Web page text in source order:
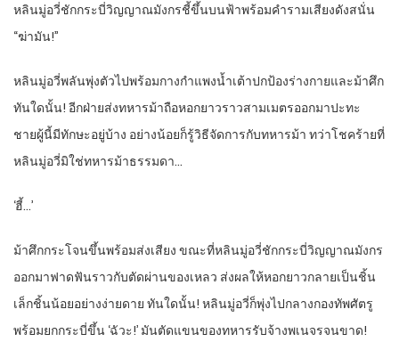
หลินมู่อวี่ชักกระบี่วิญญาณมังกรชี้ขึ้นบนฟ้าพร้อมคำรามเสียงดังสนั่น
“ฆ่ามัน!”
หลินมู่อวี่พลันพุ่งตัวไปพร้อมกางกำแพงน้ำเต้าปกป้องร่างกายและม้าศึก
ทันใดนั้น! อีกฝ่ายส่งทหารม้าถือหอกยาวราวสามเมตรออกมาปะทะ
ชายผู้นี้มีทักษะอยู่บ้าง อย่างน้อยก็รู้วิธีจัดการกับทหารม้า ทว่าโชคร้ายที่
หลินมู่อวี่มิใช่ทหารม้าธรรมดา…
‘ฮี้…’
ม้าศึกกระโจนขึ้นพร้อมส่งเสียง ขณะที่หลินมู่อวี่ชักกระบี่วิญญาณมังกร
ออกมาฟาดฟันราวกับตัดผ่านของเหลว ส่งผลให้หอกยาวกลายเป็นชิ้น
เล็กชิ้นน้อยอย่างง่ายดาย ทันใดนั้น! หลินมู่อวี่ก็พุ่งไปกลางกองทัพศัตรู
พร้อมยกกระบี่ขึ้น ‘ฉัวะ!’ มันตัดแขนของทหารรับจ้างพเนจรจนขาด!